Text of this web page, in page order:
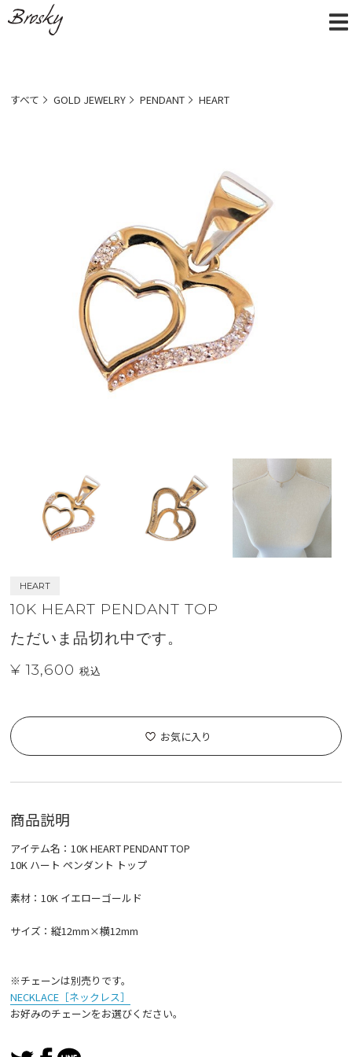
すべて GOLD JEWELRY PENDANT HEART
HEART
10K HEART PENDANT TOP
ただいま品切れ中です。
¥ 13,600税込
お気に入り
商品説明
アイテム名：10K HEART PENDANT TOP
10K ハート ペンダント トップ
素材：10K イエローゴールド
サイズ：縦12mm×横12mm
※チェーンは別売りです。
NECKLACE［ネックレス］
お好みのチェーンをお選びください。